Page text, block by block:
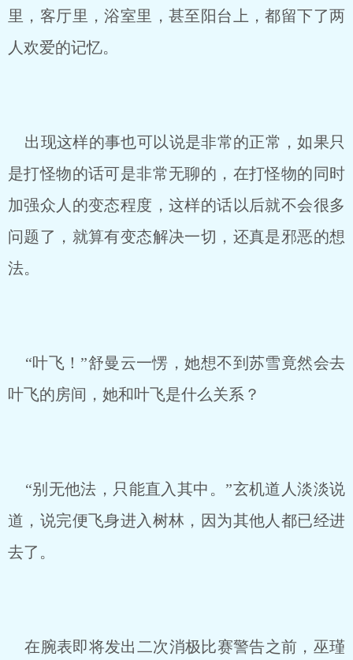
里，客厅里，浴室里，甚至阳台上，都留下了两
人欢爱的记忆。
出现这样的事也可以说是非常的正常，如果只
是打怪物的话可是非常无聊的，在打怪物的同时
加强众人的变态程度，这样的话以后就不会很多
问题了，就算有变态解决一切，还真是邪恶的想
法。
“叶飞！”舒曼云一愣，她想不到苏雪竟然会去
叶飞的房间，她和叶飞是什么关系？
“别无他法，只能直入其中。”玄机道人淡淡说
道，说完便飞身进入树林，因为其他人都已经进
去了。
在腕表即将发出二次消极比赛警告之前，巫瑾